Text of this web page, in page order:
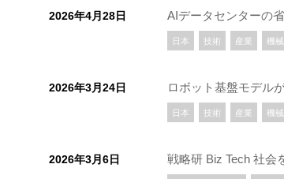
2026年4月28日 AIデータセンターの
日本 技術 産業 機
2026年3月24日 ロボット基盤モデル
日本 技術 産業 機
2026年3月6日 戦略研 Biz Tech 社会